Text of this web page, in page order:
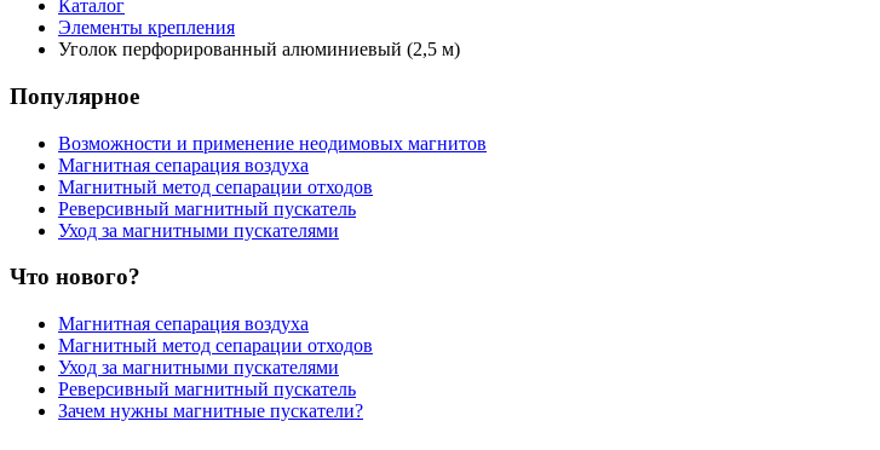
Каталог
Элементы крепления
Уголок перфорированный алюминиевый (2,5 м)
Популярное
Возможности и применение неодимовых магнитов
Магнитная сепарация воздуха
Магнитный метод сепарации отходов
Реверсивный магнитный пускатель
Уход за магнитными пускателями
Что нового?
Магнитная сепарация воздуха
Магнитный метод сепарации отходов
Уход за магнитными пускателями
Реверсивный магнитный пускатель
Зачем нужны магнитные пускатели?